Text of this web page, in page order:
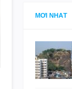
MỚI NHẤT